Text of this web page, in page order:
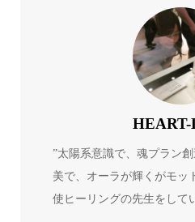
”太陽系意識で、魂プラン
美で、オーラが輝くがモッ
使ヒーリングの先生をして